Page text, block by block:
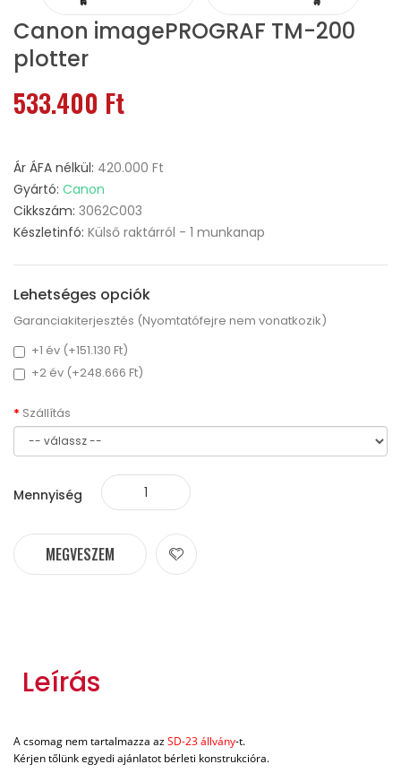
Canon imagePROGRAF TM-200
plotter
533.400 Ft
Ár ÁFA nélkül: 420.000 Ft
Gyártó: Canon
Cikkszám: 3062C003
Készletinfó: Külső raktárról - 1 munkanap
Lehetséges opciók
Garanciakiterjesztés (Nyomtatófejre nem vonatkozik)
+1 év (+151.130 Ft)
+2 év (+248.666 Ft)
Szállítás
Mennyiség
MEGVESZEM
Leírás
A csomag nem tartalmazza azSD-23 állvány-t.
Kérjen tőlünk egyedi ajánlatot bérleti konstrukcióra.